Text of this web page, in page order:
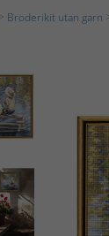
Broderikit utan garn